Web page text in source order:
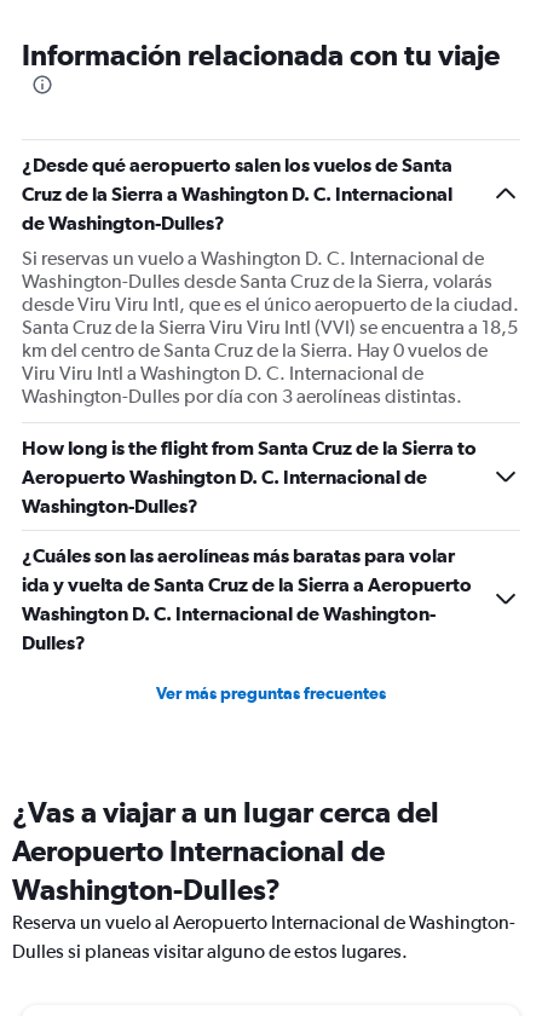
Información relacionada con tu viaje
¿Desde qué aeropuerto salen los vuelos de Santa
Cruz de la Sierra a Washington D. C. Internacional
de Washington-Dulles?
Si reservas un vuelo a Washington D. C. Internacional de
Washington-Dulles desde Santa Cruz de la Sierra, volarás
desde Viru Viru Intl, que es el único aeropuerto de la ciudad.
Santa Cruz de la Sierra Viru Viru Intl (VVI) se encuentra a 18,5
km del centro de Santa Cruz de la Sierra. Hay 0 vuelos de
Viru Viru Intl a Washington D. C. Internacional de
Washington-Dulles por día con 3 aerolíneas distintas.
How long is the flight from Santa Cruz de la Sierra to
Aeropuerto Washington D. C. Internacional de
Washington-Dulles?
¿Cuáles son las aerolíneas más baratas para volar
ida y vuelta de Santa Cruz de la Sierra a Aeropuerto
Washington D. C. Internacional de Washington-
Dulles?
Ver más preguntas frecuentes
¿Vas a viajar a un lugar cerca del
Aeropuerto Internacional de
Washington-Dulles?
Reserva un vuelo al Aeropuerto Internacional de Washington-
Dulles si planeas visitar alguno de estos lugares.